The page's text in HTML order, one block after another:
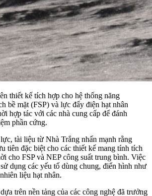
thiết kế tích hợp cho hệ thống năng
bề mặt (FSP) và lực đẩy điện hạt nhân
hợp tác với các nhà cung cấp để đánh
phần cứng.
tài liệu từ Nhà Trắng nhấn mạnh rằng
tiên đặc biệt cho các thiết kế mang tính tích
cho FSP và NEP công suất trung bình. Việc
dụng các yếu tố dùng chung, điển hình như
liệu hạt nhân.
trên nền tảng của các công nghệ đã trưởng